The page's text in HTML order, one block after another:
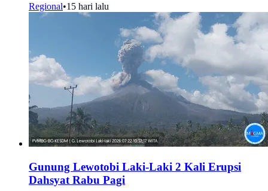
Regional•15 hari lalu
Gunung Lewotobi Laki-Laki 2 Kali Erupsi
Dahsyat Rabu Pagi